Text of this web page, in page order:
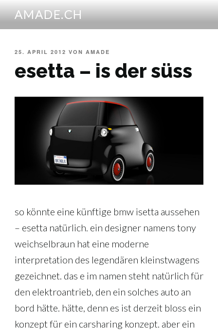
Inhalt
springen
AMADE.CH
VERÖFFENTLICHT
25. APRIL 2012 VON AMADE
esetta – is der süss
so könnte eine künftige bmw isetta aussehen
– esetta natürlich. ein designer namens tony
weichselbraun hat eine moderne
interpretation des legendären kleinstwagens
gezeichnet. das e im namen steht natürlich für
den elektroantrieb, den ein solches auto an
bord hätte. hätte, denn es ist derzeit bloss ein
konzept für ein carsharing konzept. aber ein